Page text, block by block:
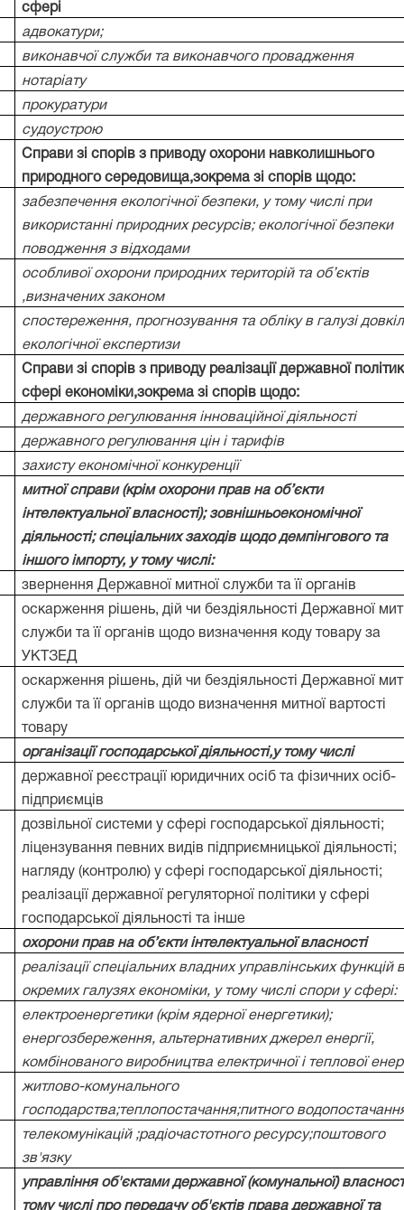
сфері
адвокатури;
виконавчої служби та виконавчого провадження
нотаріату
прокуратури
судоустрою
Справи зі спорів з приводу охорони навколишнього
природного середовища,зокрема зі спорів щодо:
забезпечення екологічної безпеки, у тому числі при
використанні природних ресурсів; екологічної безпеки
поводження з відходами
особливої охорони природних територій та об’єктів
,визначених законом
спостереження, прогнозування та обліку в галузі
екологічної експертизи
Справи зі спорів з приводу реалізації державної
сфері економіки,зокрема зі спорів щодо:
державного регулювання інноваційної діяльності
державного регулювання цін і тарифів
захисту економічної конкуренції
митної справи (крім охорони прав на об’єкти
інтелектуальної власності); зовнішньоекономічної
діяльності; спеціальних заходів щодо демпінгового та
іншого імпорту, у тому числі:
звернення Державної митної служби та її органів
оскарження рішень, дій чи бездіяльності Державної
служби та її органів щодо визначення коду товару за
УКТЗЕД
оскарження рішень, дій чи бездіяльності Державної
служби та її органів щодо визначення митної вартості
товару
організації господарської діяльності,у тому числі
державної реєстрації юридичних осіб та фізичних осіб-
підприємців
дозвільної системи у сфері господарської діяльності;
ліцензування певних видів підприємницької діяльності;
нагляду (контролю) у сфері господарської діяльності;
реалізації державної регуляторної політики у сфері
господарської діяльності та інше
охорони прав на об’єкти інтелектуальної власності
реалізації спеціальних владних управлінських функцій
окремих галузях економіки, у тому числі спори у сфері:
електроенергетики (крім ядерної енергетики);
енергозбереження, альтернативних джерел енергії,
комбінованого виробництва електричної і теплової
житлово-комунального
господарства;теплопостачання;питного
телекомунікацій ;радіочастотного ресурсу;поштового
зв'язку
управління об'єктами державної (комунальної)
тому числі про передачу об'єктів права державної та